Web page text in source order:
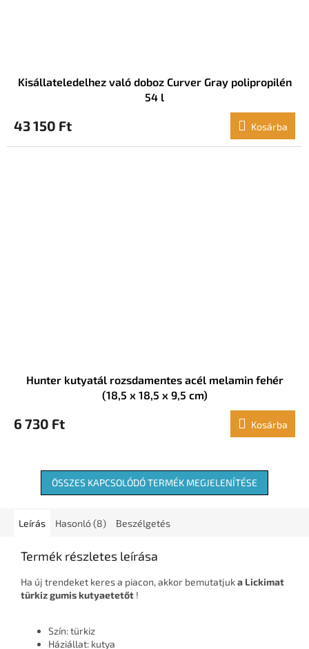
Kisállateledelhez való doboz Curver Gray polipropilén
54 l
43 150 Ft Kosárba
Hunter kutyatál rozsdamentes acél melamin fehér
(18,5 x 18,5 x 9,5 cm)
6 730 Ft Kosárba
ÖSSZES KAPCSOLÓDÓ TERMÉK MEGJELENÍTÉSE
Leírás Hasonló (8) Beszélgetés
Termék részletes leírása
Ha új trendeket keres a piacon, akkor bemutatjuka Lickimat
türkiz gumis kutyaetetőt !
Szín: türkiz
Háziállat: kutya